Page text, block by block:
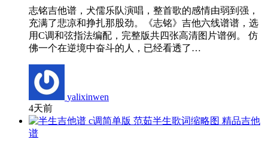
志铭吉他谱，犬儒乐队演唱，整首歌的感情由弱到强，
充满了悲凉和挣扎那股劲。《志铭》吉他六线谱谱，选
用C调和弦指法编配，完整版共四张高清图片谱例。 仿
佛一个在逆境中奋斗的人，已经看透了…
yalixinwen
4天前
精品吉他
谱